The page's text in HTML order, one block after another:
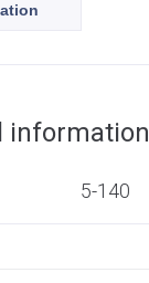
information
5-140